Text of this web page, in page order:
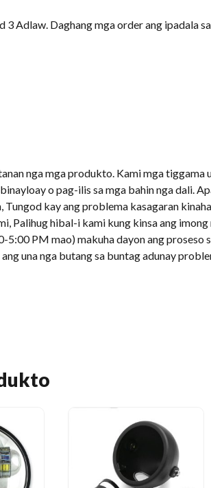
3 Adlaw. Daghang mga order ang ipadala
nga mga produkto. Kami mga tiggama
o pag-ilis sa mga bahin nga dali.
Tungod kay ang problema kasagaran
Palihug hibal-i kami kung kinsa ang
PM mao) makuha dayon ang proseso
una nga butang sa buntag adunay